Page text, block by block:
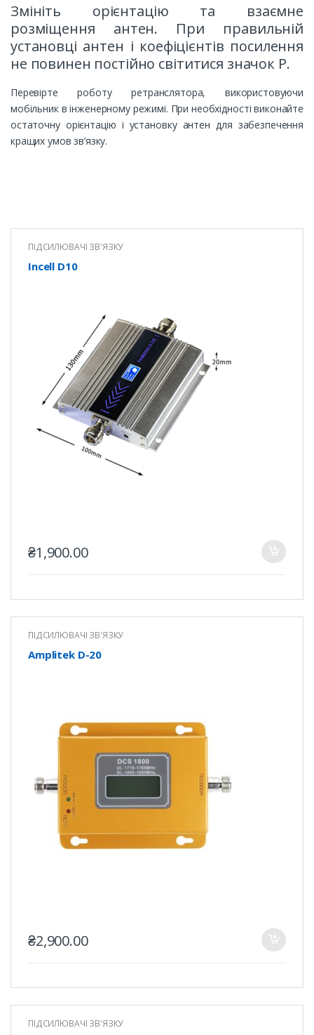
Змініть орієнтацію та взаємне
розміщення антен. При правильній
установці антен і коефіцієнтів посилення
не повинен постійно світитися значок Р.
Перевірте роботу ретранслятора, використовуючи
мобільник в інженерному режимі. При необхідності виконайте
остаточну орієнтацію і установку антен для забезпечення
кращих умов зв’язку.
ПІДСИЛЮВАЧІ ЗВ'ЯЗКУ
Incell D10
₴1,900.00
ПІДСИЛЮВАЧІ ЗВ'ЯЗКУ
Amplitek D-20
₴2,900.00
ПІДСИЛЮВАЧІ ЗВ'ЯЗКУ